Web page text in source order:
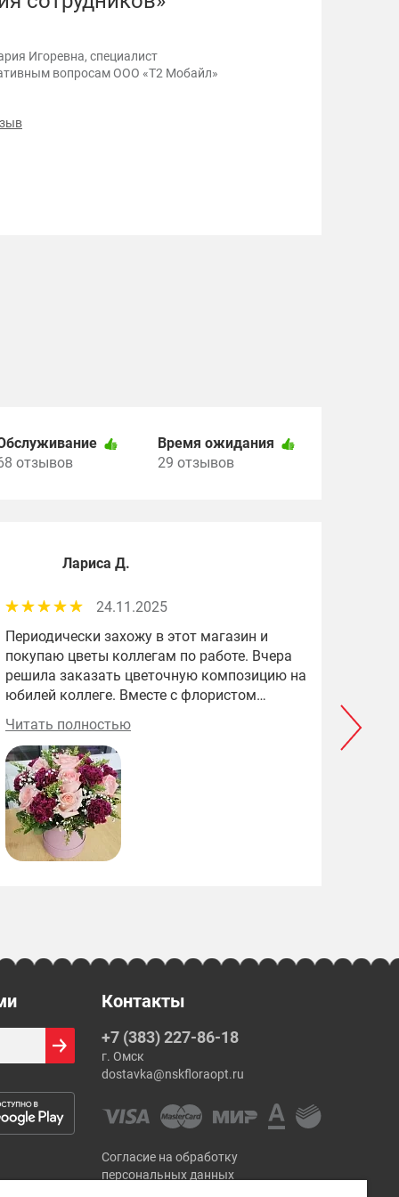
Игоревна, специалист
вопросам ООО «Т2 Мобайл»
отзывов
Время ожидания
29 отзывов
Лариса Д.
24.11.2025
Периодически захожу в этот магазин и
покупаю цветы коллегам по работе. Вчера
решила заказать цветочную композицию на
юбилей коллеге. Вместе с флористом
выбрали цветы и коробку. Сегодня забрала
заказ. Получилось изумительно! На работе
все оценили эту красоту! Большое спасибо
за прекрасную работу!
Читать полностью
Контакты
+7 (383) 227-86-18
г. Омск
dostavka@nskfloraopt.ru
Согласие на обработку
персональных данных